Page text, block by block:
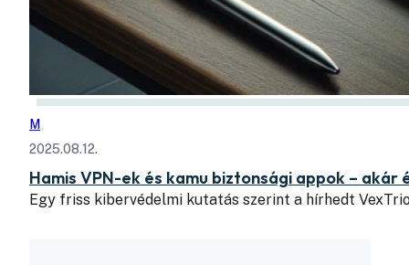
M
2025.08.12.
Hamis VPN-ek és kamu biztonsági appok –
Egy friss kibervédelmi kutatás szerint a hírhedt